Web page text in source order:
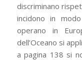
discriminano
incidono in
operano in
dell’Oceano si
a pagina 138 si